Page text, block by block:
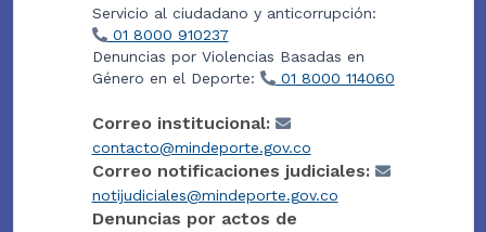
Servicio al ciudadano y anticorrupción:
01 8000 910237
Denuncias por Violencias Basadas en
Género en el Deporte:
01 8000 114060
Correo institucional:
contacto@mindeporte.gov.co
Correo notificaciones judiciales:
notijudiciales@mindeporte.gov.co
Denuncias por actos de